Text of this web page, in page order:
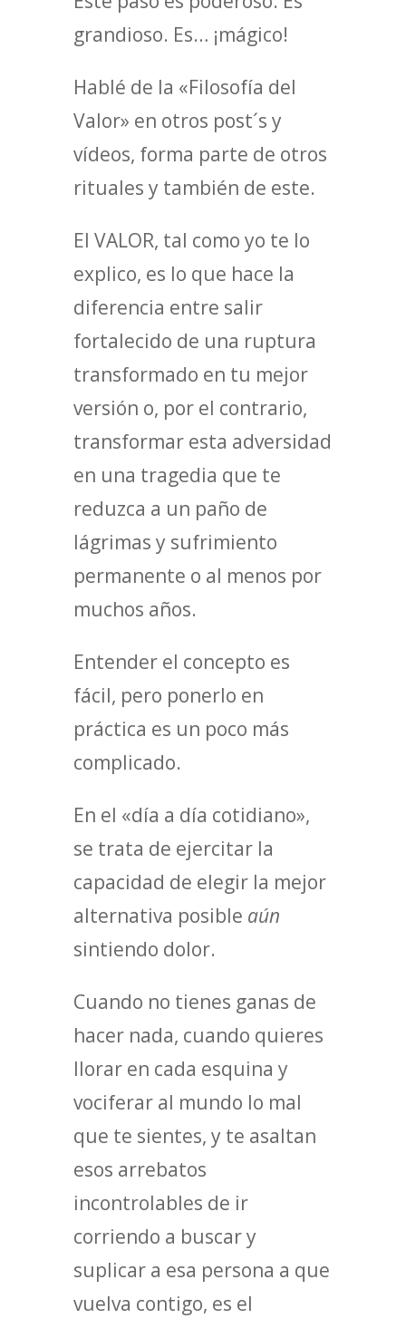
grandioso. Es… ¡mágico!
Hablé de la «Filosofía del
Valor» en otros post´s y
vídeos, forma parte de otros
rituales y también de este.
El VALOR, tal como yo te lo
explico, es lo que hace la
diferencia entre salir
fortalecido de una ruptura
transformado en tu mejor
versión o, por el contrario,
transformar esta adversidad
en una tragedia que te
reduzca a un paño de
lágrimas y sufrimiento
permanente o al menos por
muchos años.
Entender el concepto es
fácil, pero ponerlo en
práctica es un poco más
complicado.
En el «día a día cotidiano»,
se trata de ejercitar la
capacidad de elegir la mejor
alternativa posible aún
sintiendo dolor.
Cuando no tienes ganas de
hacer nada, cuando quieres
llorar en cada esquina y
vociferar al mundo lo mal
que te sientes, y te asaltan
esos arrebatos
incontrolables de ir
corriendo a buscar y
suplicar a esa persona a que
vuelva contigo, es el